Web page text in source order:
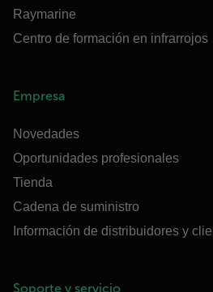
Raymarine
Centro de formación en infrarrojos
Empresa
Novedades
Oportunidades profesionales
Tienda
Cadena de suministro
Información de distribuidores y
Soporte y servicio